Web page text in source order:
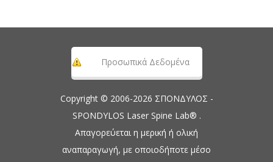
Προσωπικά Δεδομένα
Copyright © 2006-2026 ΣΠΟΝΔΥΛΟΣ -
SPONDYLOS Laser Spine Lab® .
Απαγορεύεται η μερική ή ολική
αναπαραγωγή, με οποιοδήποτε μέσο